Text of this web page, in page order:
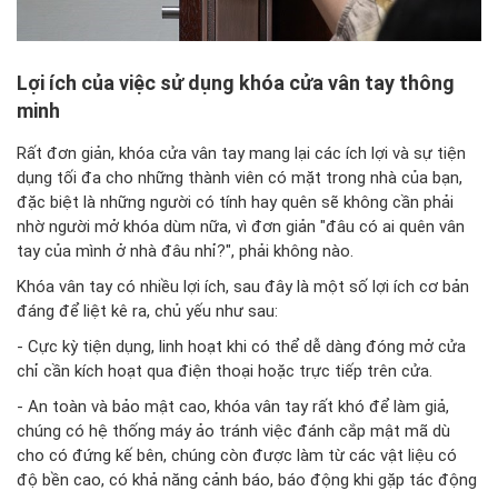
Lợi ích của việc sử dụng khóa cửa vân tay thông
minh
Rất đơn giản, khóa cửa vân tay mang lại các ích lợi và sự tiện
dụng tối đa cho những thành viên có mặt trong nhà của bạn,
đặc biệt là những người có tính hay quên sẽ không cần phải
nhờ người mở khóa dùm nữa, vì đơn giản "đâu có ai quên vân
tay của mình ở nhà đâu nhỉ?", phải không nào.
Khóa vân tay có nhiều lợi ích, sau đây là một số lợi ích cơ bản
đáng để liệt kê ra, chủ yếu như sau:
- Cực kỳ tiện dụng, linh hoạt khi có thể dễ dàng đóng mở cửa
chỉ cần kích hoạt qua điện thoại hoặc trực tiếp trên cửa.
- An toàn và bảo mật cao, khóa vân tay rất khó để làm giả,
chúng có hệ thống máy ảo tránh việc đánh cắp mật mã dù
cho có đứng kế bên, chúng còn được làm từ các vật liệu có
độ bền cao, có khả năng cảnh báo, báo động khi gặp tác động